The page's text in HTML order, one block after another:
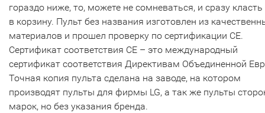
гораздо ниже, то, можете не сомневаться, и сразу класть
в корзину. Пульт без названия изготовлен из
материалов и прошел проверку по сертификации CE.
Сертификат соответствия СЕ – это международный
сертификат соответствия Директивам Объединенной
Точная копия пульта сделана на заводе, на котором
производят пульты для фирмы LG, а так же пульты
марок, но без указания бренда.